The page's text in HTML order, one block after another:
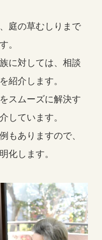
庭の草むしりまで
。
に対しては、相談
紹介します。
スムーズに解決す
しています。
もありますので、
化します。